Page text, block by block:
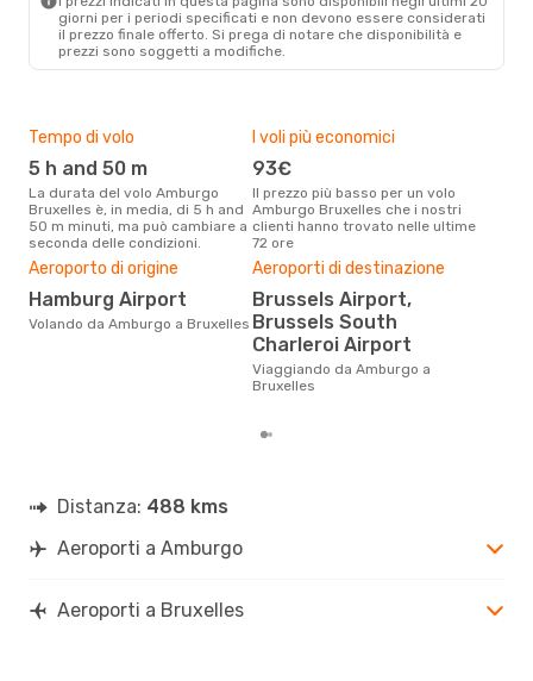
Brussels AirlinesDiretto
HAM - BRU
Brussels AirlinesDiretto
BRU- HAM
giorni per i periodi specificati e non devono essere considerati
il ​​prezzo finale offerto. Si prega di notare che disponibilità e
prezzi sono soggetti a modifiche.
Tempo di volo
5 h and 50 m
La durata del volo Amburgo
Bruxelles è, in media, di 5 h and
50 m minuti, ma può cambiare a
seconda delle condizioni.
I voli più economici
93€
Il prezzo più basso per un volo
Amburgo Bruxelles che i nostri
clienti hanno trovato nelle ultime
72 ore
Aeroporto di origine
Hamburg Airport
Volando da Amburgo a Bruxelles
Aeroporti di destinazione
Brussels Airport,
Brussels South
Charleroi Airport
Viaggiando da Amburgo a
Bruxelles
Distanza: 488 kms
Aeroporti a Amburgo
Aeroporti a Bruxelles